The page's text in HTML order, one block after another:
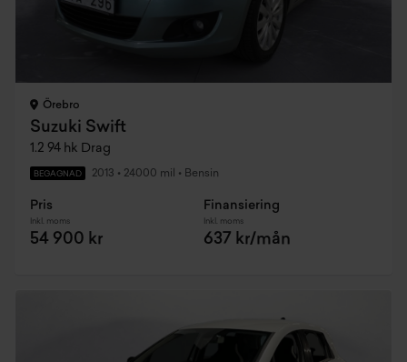
Örebro
Suzuki Swift
1.2 94 hk Drag
BEGAGNAD 2013 • 24000 mil • Bensin
Pris
Inkl. moms
54 900 kr
Finansiering
Inkl. moms
637 kr/mån